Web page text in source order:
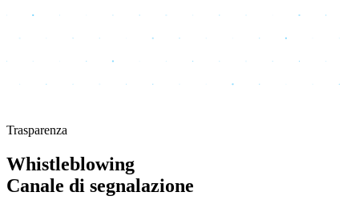
Trasparenza
Whistleblowing
Canale di segnalazione